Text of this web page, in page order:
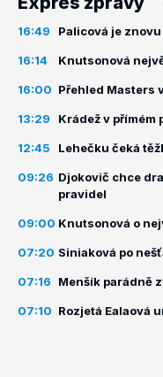
16:49 Palicová je
16:14 Knutsonová
16:00 Přehled Masters
13:29 Krádež v přímém
12:45 Lehečku čeká
09:26 Djokovič chce
pravidel
09:00 Knutsonová o
07:20 Siniaková po
07:16 Menšík parádně
07:10 Rozjetá Ealaová